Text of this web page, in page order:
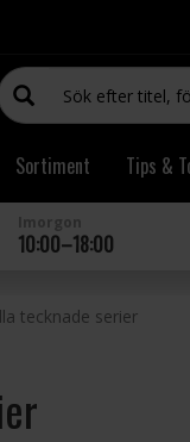
Sortiment Tips &
10:00–18:00
tecknade serier